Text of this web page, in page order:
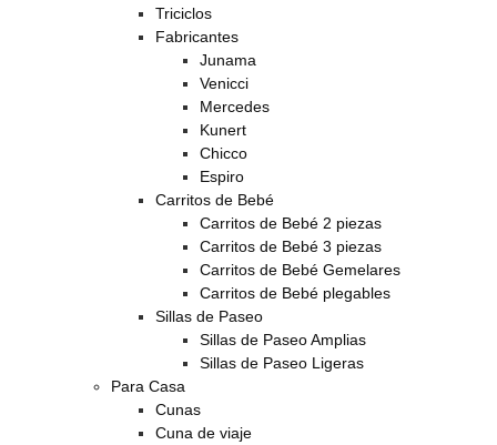
Triciclos
Fabricantes
Junama
Venicci
Mercedes
Kunert
Chicco
Espiro
Carritos de Bebé
Carritos de Bebé 2 piezas
Carritos de Bebé 3 piezas
Carritos de Bebé Gemelares
Carritos de Bebé plegables
Sillas de Paseo
Sillas de Paseo Amplias
Sillas de Paseo Ligeras
Para Casa
Cunas
Cuna de viaje